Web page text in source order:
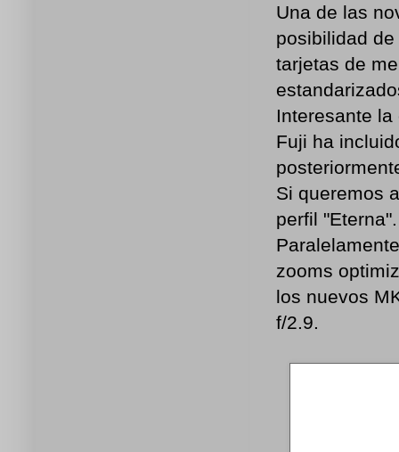
Una de las
posibilidad
tarjetas de
Interesante
Fuji ha
Si queremos
perfil "Eterna".
zooms
los nuevos
f/2.9.